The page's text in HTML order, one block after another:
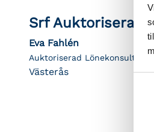
Srf
Eva Fahlén
Auktoriserad Lönekonsult
Västerås